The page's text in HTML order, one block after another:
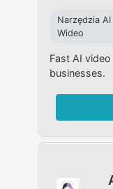
Narzędzia
Wideo
Fast AI
businesses.